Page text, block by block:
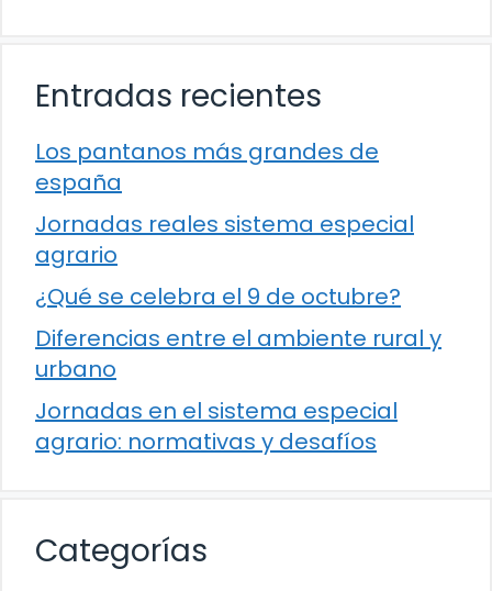
Entradas recientes
Los pantanos más grandes de
españa
Jornadas reales sistema especial
agrario
¿Qué se celebra el 9 de octubre?
Diferencias entre el ambiente rural y
urbano
Jornadas en el sistema especial
agrario: normativas y desafíos
Categorías